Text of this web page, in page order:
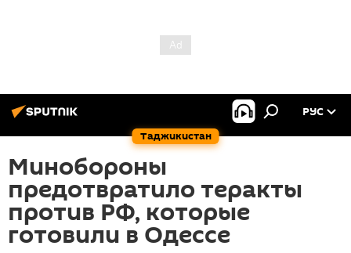
Таджикистан
РУС
Минобороны
предотвратило теракты
против РФ, которые
готовили в Одессе